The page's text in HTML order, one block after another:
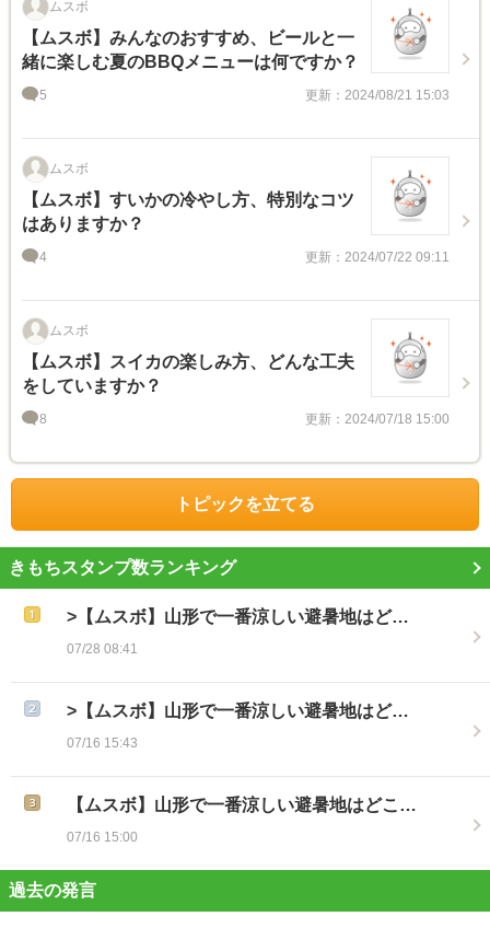
ムスボ
【ムスボ】みんなのおすすめ、ビールと一
緒に楽しむ夏のBBQメニューは何ですか？
5 更新：2024/08/21 15:03
ムスボ
【ムスボ】すいかの冷やし方、特別なコツ
はありますか？
4 更新：2024/07/22 09:11
ムスボ
【ムスボ】スイカの楽しみ方、どんな工夫
をしていますか？
8 更新：2024/07/18 15:00
トピックを立てる
きもちスタンプ数ランキング
>【ムスボ】山形で一番涼しい避暑地はど…
07/28 08:41
>【ムスボ】山形で一番涼しい避暑地はど…
07/16 15:43
【ムスボ】山形で一番涼しい避暑地はどこ…
07/16 15:00
過去の発言